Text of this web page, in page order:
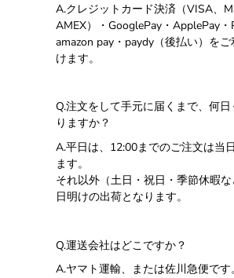
A.クレジットカード決済（VISA、
AMEX）・ GooglePay ・ ApplePay ・
amazon pay・paydy（後払い）を
けます。
Q.注文をして手元に届くまで、何
りますか？
A.平日は、12:00までのご注文は当
ます。
それ以外（土日・祝日・季節休暇
日明けの出荷となります。
Q.運送会社はどこですか？
A.ヤマト運輸、または佐川急便です。